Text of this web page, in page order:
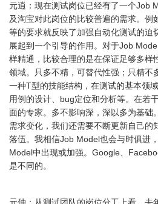
元逍：现在测试岗位已经有了一个Job
及淘宝对此岗位的比较普遍的需求。例
等的要求就反映了加强自动化测试的迫
展起到一个引导的作用。对于Job
样精通，比较合理的是在保证足够多样
领域。只多不精，可替代性强；只精不
一种T型的技能结构，在测试的基本领
用例的设计、bug定位和分析等。在若
面的专家。多不影响深，深以多为基础
需求变化，我们还需要不断更新自己的
落伍。我相信Job Model也会与时俱进
Model中出现或加强。Google、
是不同的。